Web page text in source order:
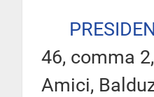
46, comma
Amici,